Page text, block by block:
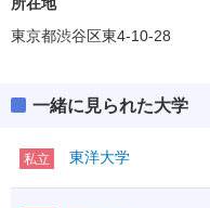
東京都渋谷区東4-10-28
一緒に見られた大学
私立 東洋大学